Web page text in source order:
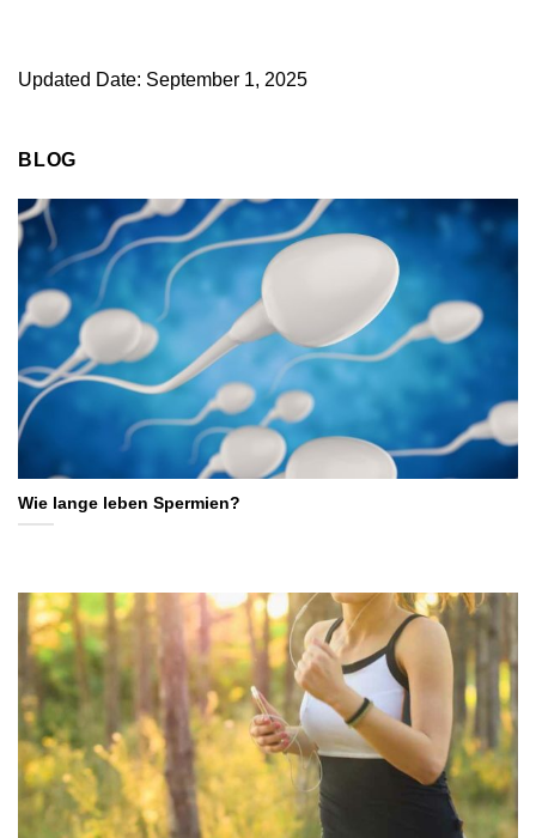
Updated Date: September 1, 2025
BLOG
Wie lange leben Spermien?